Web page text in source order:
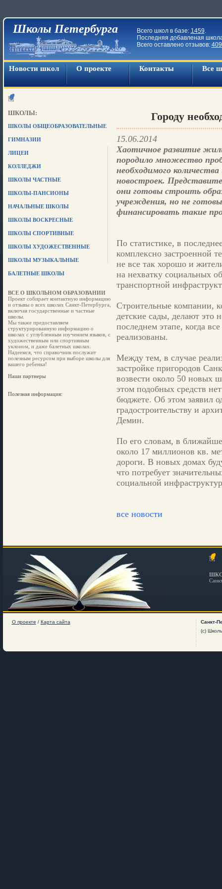
Школы Петербурга Всего школ в базе: 1459.
Последняя добавленая
Всего оставлено отзывов:
Новости школ О проекте Контакты Все
ШКОЛЫ:
ШКОЛЫ ОБЩЕОБРАЗОВАТЕЛЬНЫЕ
ГИМНАЗИИ
ЛИЦЕИ
КОЛЛЕДЖИ
ШКОЛЫ ЧАСТНЫЕ
ШКОЛЫ-ПАНСИОНЫ
НАЧАЛЬНЫЕ ШКОЛЫ
ШКОЛЫ ВОСКРЕСНЫЕ
ШКОЛЫ СПОРТИВНЫЕ
ШКОЛЫ ХУДОЖЕСТВЕННЫЕ
ШКОЛЫ МУЗЫКАЛЬНЫЕ
БАЛЕТНЫЕ ШКОЛЫ
ВСЕ О ШКОЛЬНОМ ОБРАЗОВАНИИ
Проект собирает контактную информацию
и отзывы о всех школах Санкт-Петербурга,
включая государственные и частные
школы.
Мы также предоставляем
структурированную информацию о
школах с углубленным изучением языков, с
художественным или спортивным
уклоном, и даже балетных школах.
Надеемся, что справочник послужит
полезным ресурсом при выборе школы для
вашего ребенка!
Наши партнеры
Полезная информация:
Городу
15.06.2014
Хаотичное развитие
породило множество
необходимого
новостроек.
они готовы строить
учреждения, но не
финансировать такие
По статистике, в
комплексно застроенной
не все так хорошо и
на нехватку социальных
транспортной
Строительные компании,
детские сады, делают это
последнем этапе, когда
реализованы.
Между тем, в случае
застройке пригородов
возвести около 50 новых
этом подобных средств
бюджете. Об этом заявил
градостроительству и
Демин.
По его словам, в
около 17 миллионов кв.
дороги. В новых домах
что потребует
социальной
все новости
О проекте / Карта сайта
Санкт-
(c)